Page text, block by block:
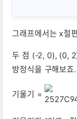
그래프에서는 x절
두 점 (-2, 0), (0,
방정식을 구해보죠.
기울기 =